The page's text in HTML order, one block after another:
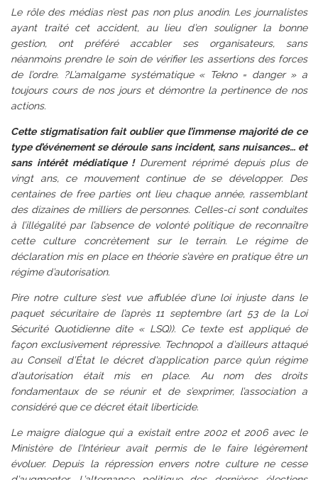
Le rôle des médias n’est pas non plus anodin. Les journalistes
ayant traité cet accident, au lieu d’en souligner la bonne
gestion, ont préféré accabler ses organisateurs, sans
néanmoins prendre le soin de vérifier les assertions des forces
de l’ordre. ?L’amalgame systématique « Tekno = danger » a
toujours cours de nos jours et démontre la pertinence de nos
actions.
Cette stigmatisation fait oublier que l’immense majorité de ce
type d’événement se déroule sans incident, sans nuisances… et
sans intérêt médiatique !Durement réprimé depuis plus de
vingt ans, ce mouvement continue de se développer. Des
centaines de free parties ont lieu chaque année, rassemblant
des dizaines de milliers de personnes. Celles-ci sont conduites
à l’illégalité par l’absence de volonté politique de reconnaître
cette culture concrètement sur le terrain. Le régime de
déclaration mis en place en théorie s’avère en pratique être un
régime d’autorisation.
Pire notre culture s’est vue affublée d’une loi injuste dans le
paquet sécuritaire de l’après 11 septembre (art 53 de la Loi
Sécurité Quotidienne dite « LSQ)). Ce texte est appliqué de
façon exclusivement répressive. Technopol a d’ailleurs attaqué
au Conseil d’État le décret d’application parce qu’un régime
d’autorisation était mis en place. Au nom des droits
fondamentaux de se réunir et de s’exprimer, l’association a
considéré que ce décret était liberticide.
Le maigre dialogue qui a existait entre 2002 et 2006 avec le
Ministère de l’Intérieur avait permis de le faire légèrement
évoluer. Depuis la répression envers notre culture ne cesse